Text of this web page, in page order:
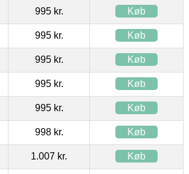
995 kr. Køb
995 kr. Køb
995 kr. Køb
995 kr. Køb
995 kr. Køb
998 kr. Køb
1.007 kr. Køb